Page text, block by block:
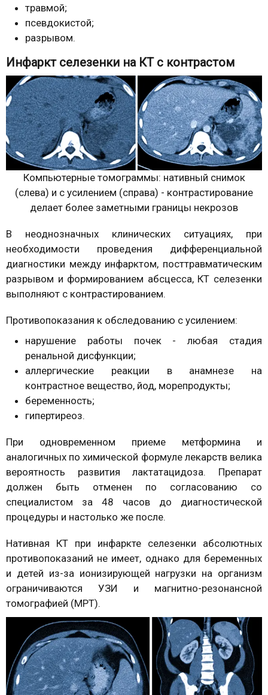
травмой;
псевдокистой;
разрывом.
Инфаркт селезенки на КТ с контрастом
Компьютерные томограммы: нативный снимок
(слева) и с усилением (справа) - контрастирование
делает более заметными границы некрозов
В неоднозначных клинических ситуациях, при
необходимости проведения дифференциальной
диагностики между инфарктом, посттравматическим
разрывом и формированием абсцесса, КТ селезенки
выполняют с контрастированием.
Противопоказания к обследованию с усилением:
нарушение работы почек - любая стадия
ренальной дисфункции;
аллергические реакции в анамнезе на
контрастное вещество, йод, морепродукты;
беременность;
гипертиреоз.
При одновременном приеме метформина и
аналогичных по химической формуле лекарств велика
вероятность развития лактатацидоза. Препарат
должен быть отменен по согласованию со
специалистом за 48 часов до диагностической
процедуры и настолько же после.
Нативная КТ при инфаркте селезенки абсолютных
противопоказаний не имеет, однако для беременных
и детей из-за ионизирующей нагрузки на организм
ограничиваются УЗИ и магнитно-резонансной
томографией (МРТ).